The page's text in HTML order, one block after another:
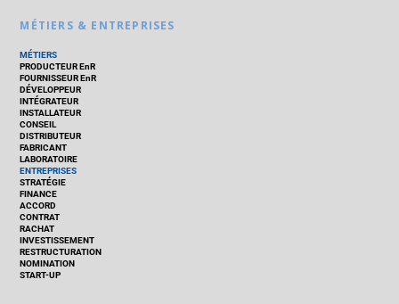
MÉTIERS & ENTREPRISES
MÉTIERS
PRODUCTEUR EnR
FOURNISSEUR EnR
DÉVELOPPEUR
INTÉGRATEUR
INSTALLATEUR
CONSEIL
DISTRIBUTEUR
FABRICANT
LABORATOIRE
ENTREPRISES
STRATÉGIE
FINANCE
ACCORD
CONTRAT
RACHAT
INVESTISSEMENT
RESTRUCTURATION
NOMINATION
START-UP